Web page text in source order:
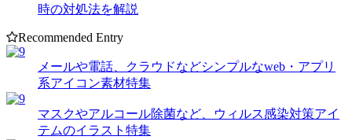
時の対処法を解説
Recommended Entry
メールや電話、クラウドなどシンプルなweb・アプリ
系アイコン素材特集
マスクやアルコール除菌など、ウィルス感染対策アイ
テムのイラスト特集